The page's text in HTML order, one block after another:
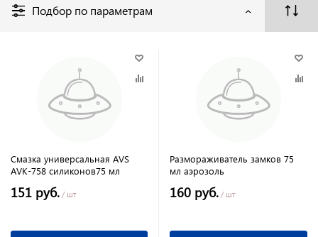
Подбор по параметрам
Смазка универсальная AVS
AVK-758 силиконов75 мл
151 руб. / шт
Размораживатель замков 75
мл аэрозоль
160 руб. / шт